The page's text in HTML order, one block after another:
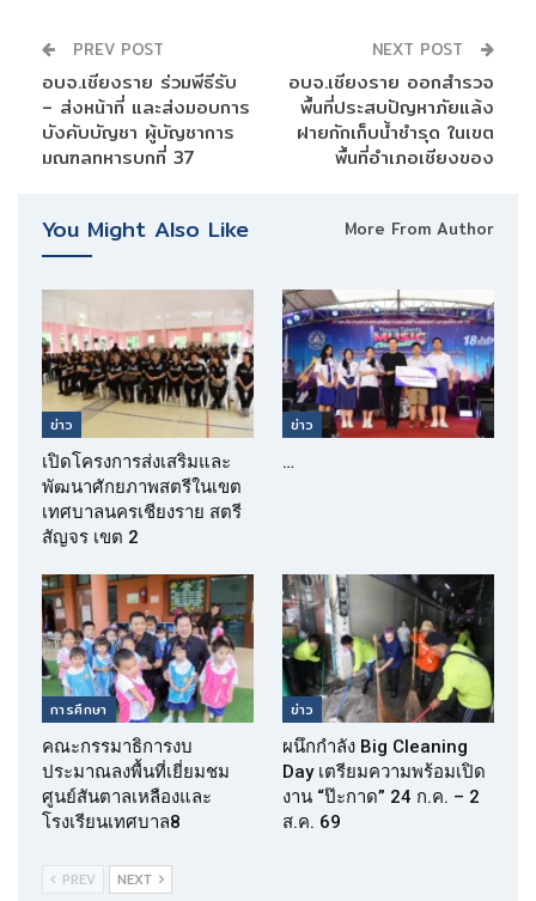
PREV POST
อบจ.เชียงราย ร่วมพีธีรับ
– ส่งหน้าที่ และส่งมอบการ
บังคับบัญชา ผู้บัญชาการ
มณฑลทหารบกที่ 37
NEXT POST
อบจ.เชียงราย ออกสำรวจ
พื้นที่ประสบปัญหาภัยแล้ง
ฝายกักเก็บน้ำชำรุด ในเขต
พื้นที่อำเภอเชียงของ
You Might Also Like More From Author
ข่าว
เปิดโครงการส่งเสริมและ
พัฒนาศักยภาพสตรีในเขต
เทศบาลนครเชียงราย สตรี
สัญจร เขต 2
ข่าว
…
การศึกษา
คณะกรรมาธิการงบ
ประมาณลงพื้นที่เยี่ยมชม
ศูนย์สันตาลเหลืองและ
โรงเรียนเทศบาล8
ข่าว
ผนึกกำลัง Big Cleaning
Day เตรียมความพร้อมเปิด
งาน “ป๊ะกาด” 24 ก.ค. – 2
ส.ค. 69
PREV NEXT